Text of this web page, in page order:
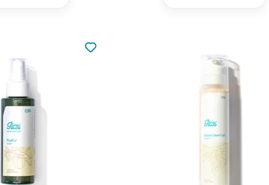
zu den Favoriten nicht hinzugefügt
zu Ihren Favoriten hinzufügen